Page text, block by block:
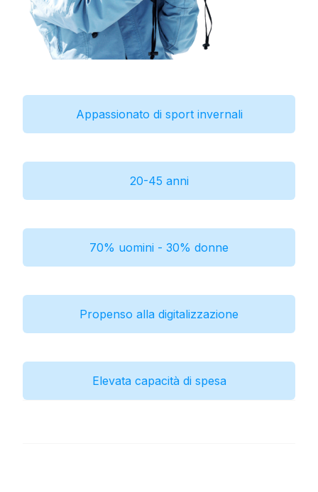
Appassionato di sport invernali
20-45 anni
70% uomini - 30% donne
Propenso alla digitalizzazione
Elevata capacità di spesa